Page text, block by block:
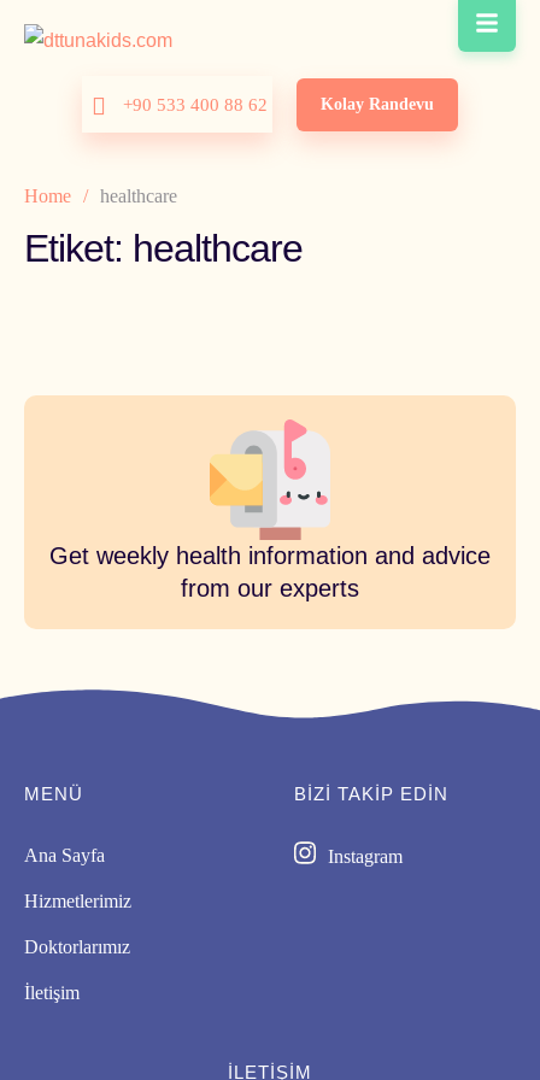
+90 533 400 88 62 Kolay Randevu
Home / healthcare
Etiket: healthcare
Get weekly health information and advice
from our experts
MENÜ
Ana Sayfa
Hizmetlerimiz
Doktorlarımız
İletişim
BIZI TAKİP EDİN
Instagram
İLETIŞIM